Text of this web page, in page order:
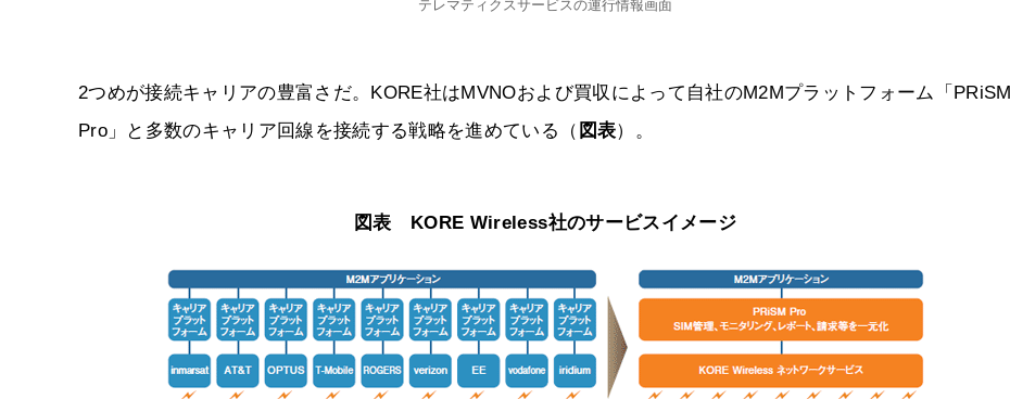
テレマティクスサービスの運行情報画面
2つめが接続キャリアの豊富さだ。KORE社はMVNOおよび買収によって自社のM2Mプラットフォーム「PRiSM
Pro」と多数のキャリア回線を接続する戦略を進めている（ 図表）。
図表 KORE Wireless社のサービスイメージ